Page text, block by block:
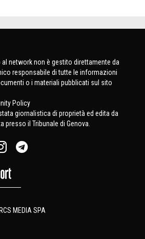
al network non è gestito direttamente da
responsabile di tutte le informazioni
o i materiali pubblicati sul sito
Policy
giornalistica di proprietà ed edita da
presso il Tribunale di Genova.
MEDIA SPA